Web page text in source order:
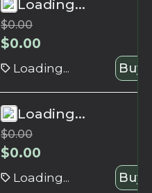
Loading...
$0.00
$0.00
Loading... Buy
Loading...
$0.00
$0.00
Loading... Buy